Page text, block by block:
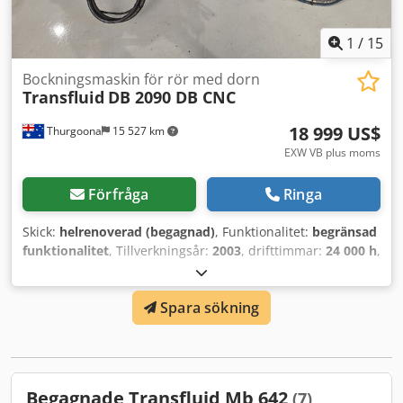
ny uppdatering. Bockningsdorn finns, bockningsverktyg
ingår ej. Dkodpfx Adjxcxupsqjr
1 / 15
Thurgoona 15 527 km
Bockningsmaskin för rör med dorn
Transfluid DB 2090 DB CNC
18 999 US$
EXW VB plus moms
Förfråga Ringa
Skick: helrenoverad (begagnad), Funktionalitet: begränsad
funktionalitet, Tillverkningsår: 2003, drifttimmar: 24 000 h,
, Rörets längd (max.):
mm, Böjningsvinkel (max.):183 °, böjningsradie (max.):300
8 mm, Transfluid DB 2090 DB CNC
rörbockningsmaskin med dorn. Utmärkt högkvalitativ
huvudhydraulpumpar och fullständigt rekonditionerad
Spara sökning
Begagnade Transfluid Mb 642 (7)